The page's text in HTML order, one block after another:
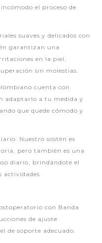
el proceso de
suaves y delicados con
garantizan una
en la piel,
sin molestias.
cuenta con
adaptarlo a tu medida y
que quede cómodo y
Nuestro sostén es
pero también es una
diario, brindándote el
actividades.
con Banda
de ajuste
de soporte adecuado.